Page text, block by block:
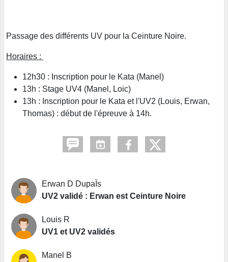
Passage des différents UV pour la Ceinture Noire.
Horaires :
12h30 : Inscription pour le Kata (Manel)
13h : Stage UV4 (Manel, Loic)
13h : Inscription pour le Kata et l'UV2 (Louis, Erwan,
Thomas) : début de l'épreuve à 14h.
Erwan D DupaÏs
UV2 validé : Erwan est Ceinture Noire
Louis R
UV1 et UV2 validés
Manel B